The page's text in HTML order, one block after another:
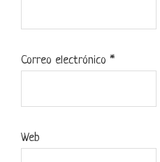
Correo electrónico *
Web